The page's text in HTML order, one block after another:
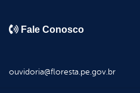
Fale Conosco
ouvidoria@floresta.pe.gov.br